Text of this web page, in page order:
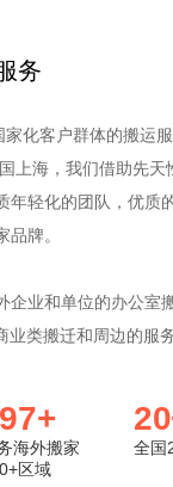
务
家化客户群体的搬运
上海，我们借助先天
年轻化的团队，优质
牌。
企业和单位的办公室
类搬迁和周边的服
海外搬家
区域
20
全国